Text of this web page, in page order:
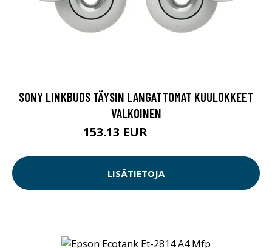
SONY LINKBUDS TÄYSIN LANGATTOMAT KUULOKKEET
VALKOINEN
153.13 EUR
LISÄTIETOJA